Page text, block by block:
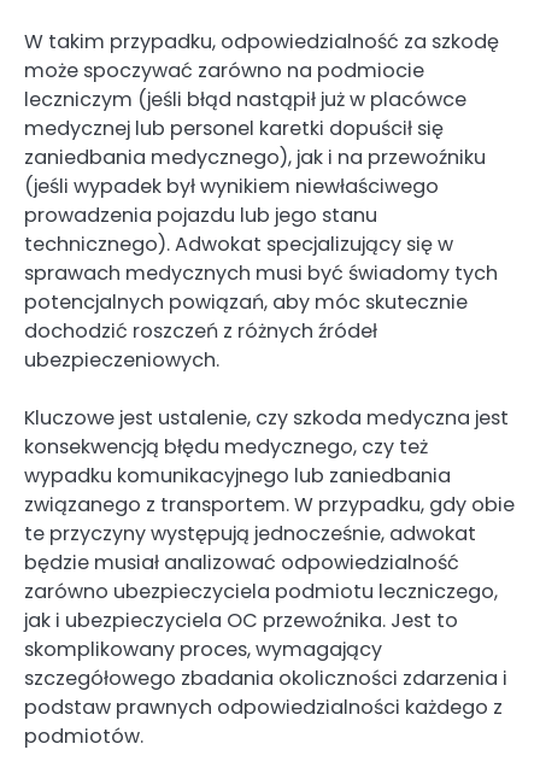
W takim przypadku, odpowiedzialność za szkodę
może spoczywać zarówno na podmiocie
leczniczym (jeśli błąd nastąpił już w placówce
medycznej lub personel karetki dopuścił się
zaniedbania medycznego), jak i na przewoźniku
(jeśli wypadek był wynikiem niewłaściwego
prowadzenia pojazdu lub jego stanu
technicznego). Adwokat specjalizujący się w
sprawach medycznych musi być świadomy tych
potencjalnych powiązań, aby móc skutecznie
dochodzić roszczeń z różnych źródeł
ubezpieczeniowych.
Kluczowe jest ustalenie, czy szkoda medyczna jest
konsekwencją błędu medycznego, czy też
wypadku komunikacyjnego lub zaniedbania
związanego z transportem. W przypadku, gdy obie
te przyczyny występują jednocześnie, adwokat
będzie musiał analizować odpowiedzialność
zarówno ubezpieczyciela podmiotu leczniczego,
jak i ubezpieczyciela OC przewoźnika. Jest to
skomplikowany proces, wymagający
szczegółowego zbadania okoliczności zdarzenia i
podstaw prawnych odpowiedzialności każdego z
podmiotów.